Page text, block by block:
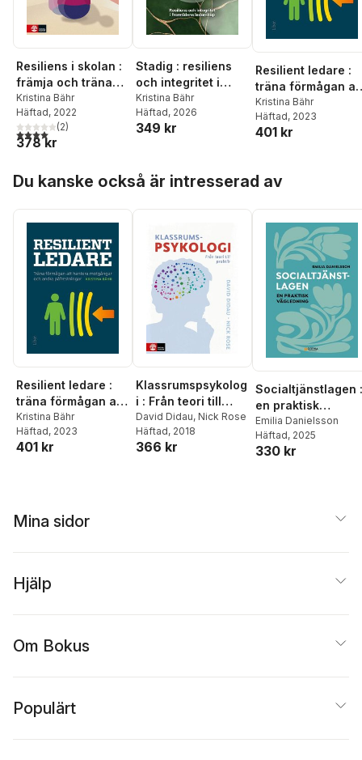
Resiliens i skolan :
främja och träna
välbefinnande
Kristina Bähr
Häftad, 2022
4,0utav 5 stjärnor. Totalt antal röster:
(2)
378 kr
Stadig : resiliens
och integritet i
framtidens
ledarskap
Kristina Bähr
Häftad, 2026
349 kr
Resilient ledare :
träna förmågan
hantera
och andra
påfrestningar
Kristina Bähr
Häftad, 2023
401 kr
Du kanske också är intresserad av
Resilient ledare :
träna förmågan att
hantera motgångar
och andra
påfrestningar
Kristina Bähr
Häftad, 2023
401 kr
Klassrumspsykolog
i : Från teori till
praktik
David Didau, Nick Rose
Häftad, 2018
366 kr
Socialtjänstlagen :
en praktisk
vägledning
Emilia Danielsson
Häftad, 2025
330 kr
Mina sidor
Hjälp
Om Bokus
Populärt